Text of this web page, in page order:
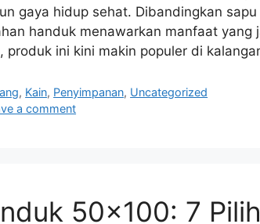
gaya hidup sehat. Dibandingkan
handuk menawarkan manfaat
produk ini kini makin populer di
, Kain, Penyimpanan, Uncategorized
a comment
50×100: 7